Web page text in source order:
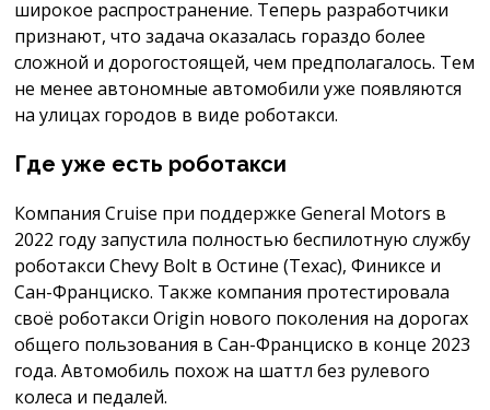
широкое распространение. Теперь разработчики
признают, что задача оказалась гораздо более
сложной и дорогостоящей, чем предполагалось. Тем
не менее автономные автомобили уже появляются
на улицах городов в виде роботакси.
Где уже есть роботакси
Компания Cruise при поддержке General Motors в
2022 году запустила полностью беспилотную службу
роботакси Chevy Bolt в Остине (Техас), Финиксе и
Сан-Франциско. Также компания протестировала
своё роботакси Origin нового поколения на дорогах
общего пользования в Сан-Франциско в конце 2023
года. Автомобиль похож на шаттл без рулевого
колеса и педалей.